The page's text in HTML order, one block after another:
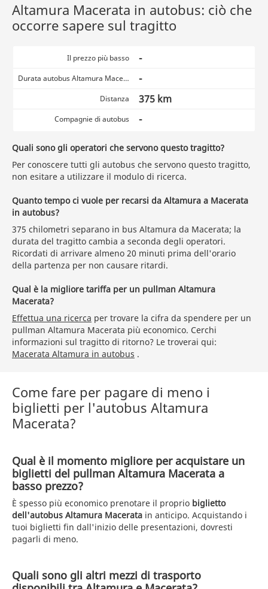
Altamura Macerata in autobus: ciò che
occorre sapere sul tragitto
Il prezzo più basso -
Durata autobus Altamura Macerata -
Distanza 375 km
Compagnie di autobus -
Quali sono gli operatori che servono questo tragitto?
Per conoscere tutti gli autobus che servono questo tragitto,
non esitare a utilizzare il modulo di ricerca.
Quanto tempo ci vuole per recarsi da Altamura a Macerata
in autobus?
375 chilometri separano in bus Altamura da Macerata; la
durata del tragitto cambia a seconda degli operatori.
Ricordati di arrivare almeno 20 minuti prima dell'orario
della partenza per non causare ritardi.
Qual è la migliore tariffa per un pullman Altamura
Macerata?
Effettua una ricerca per trovare la cifra da spendere per un
pullman Altamura Macerata più economico. Cerchi
informazioni sul tragitto di ritorno? Le troverai qui:
Macerata Altamura in autobus .
Come fare per pagare di meno i
biglietti per l'autobus Altamura
Macerata?
Qual è il momento migliore per acquistare un
biglietti del pullman Altamura Macerata a
basso prezzo?
È spesso più economico prenotare il proprio biglietto
dell'autobus Altamura Macerata in anticipo. Acquistando i
tuoi biglietti fin dall'inizio delle presentazioni, dovresti
pagarli di meno.
Quali sono gli altri mezzi di trasporto